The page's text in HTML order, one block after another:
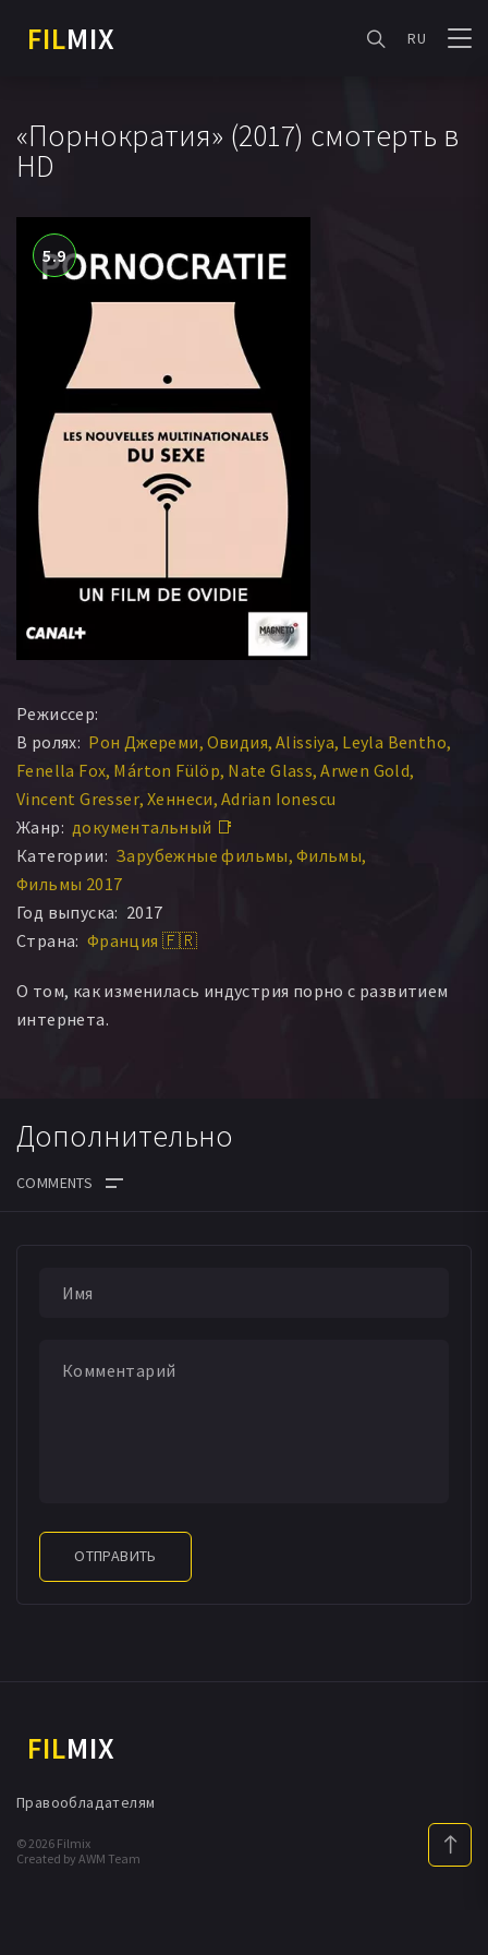
FILMIX RU
«Порнократия» (2017) смотерть в
HD
5.9
Режиссер:
В ролях: Рон Джереми Овидия Alissiya Leyla Bentho
Fenella Fox Márton Fülöp Nate Glass Arwen Gold
Vincent Gresser Хеннеси Adrian Ionescu
Жанр: документальный 📑
Категории: Зарубежные фильмы Фильмы
Фильмы 2017
Год выпуска: 2017
Страна: Франция 🇫🇷
О том, как изменилась индустрия порно с развитием
интернета.
Дополнительно
ОТПРАВИТЬ
FILMIX
© 2026 Filmix
Created by AWM Team
Правообладателям